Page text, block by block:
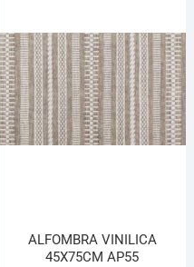
ALFOMBRA VINILICA
45X75CM AP55